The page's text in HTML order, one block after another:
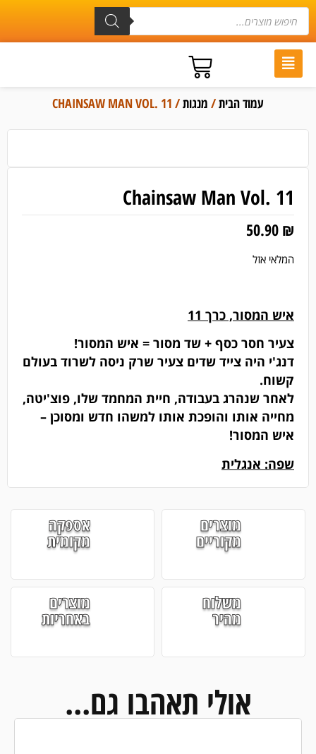
עמוד הבית/ מנגות/ CHAINSAW MAN VOL. 11
Chainsaw Man Vol. 11
50.90 ₪
המלאי אזל
איש המסור, כרך 11
צעיר חסר כסף + שד מסור = איש המסור!
דנג'י היה צייד שדים צעיר שרק ניסה לשרוד בעולם
קשוח.
לאחר שנהרג בעבודה, חיית המחמד שלו, פוצ'יטה,
מחייה אותו והופכת אותו למשהו חדש ומסוכן –
איש המסור!
שפה: אנגלית
מוצרים
מקוריים
אספקה
מקומית
משלוח
מהיר
מוצרים
באחריות
אולי תאהבו גם...